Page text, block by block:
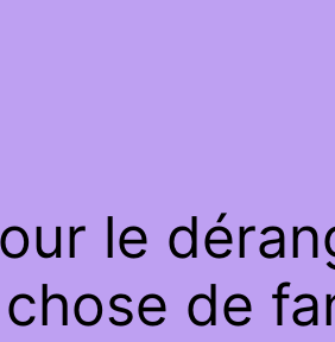
le
de